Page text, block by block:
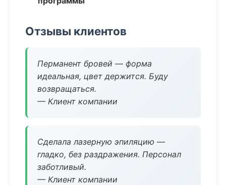
Отзывы клиентов
Перманент бровей — форма
идеальная, цвет держится. Буду
возвращаться.
— Клиент компании
Сделала лазерную эпиляцию —
гладко, без раздражения. Персонал
заботливый.
— Клиент компании